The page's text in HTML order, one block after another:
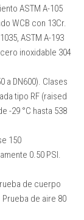
ASTM A-105
WCB con 13Cr.
ASTM A-193
inoxidable 304
a DN600). Clases
tipo RF (raised
-29 °C hasta 538
150
0.50 PSI.
de cuerpo
Prueba de aire 80